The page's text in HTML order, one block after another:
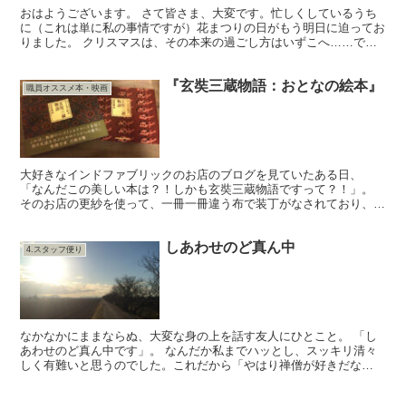
おはようございます。 さて皆さま、大変です。忙しくしているうち
に（これは単に私の事情ですが）花まつりの日がもう明日に迫ってお
りました。 クリスマスは、その本来の過ごし方はいずこへ……です
職員オススメ本・映画 『玄奘三蔵物語：おとなの絵本』
大好きなインドファブリックのお店のブログを見ていたある日、
「なんだこの美しい本は？！しかも玄奘三蔵物語ですって？！」。
そのお店の更紗を使って、一冊一冊違う布で装丁がなされており、私
4.スタッフ便り しあわせのど真ん中
なかなかにままならぬ、大変な身の上を話す友人にひとこと。 「し
あわせのど真ん中です」。 なんだか私までハッとし、スッキリ清々
しく有難いと思うのでした。これだから「やはり禅僧が好きだな